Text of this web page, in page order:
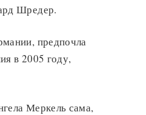
Шредер.
предпочла
в 2005 году,
Меркель сама,